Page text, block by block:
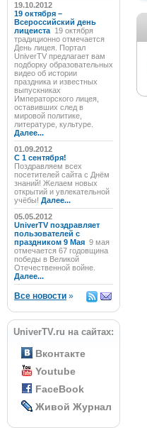
19.10.2012
19 октября –
Всероссийский день
лицеиста 19 октября
традиционно отмечается
День лицея. Портал
UniverTV предлагает вам
подборку образовательных
видео об истории
праздника и известных
выпускниках
Императорского лицея,
оставивших след в
мировой политике,
литературе, культуре.
Далее...
01.09.2012
C 1 сентября!
Поздравляем всех
посетителей сайта с Днём
знаний! Желаем новых
открытий и увлекательной
учёбы! Далее...
05.05.2012
UniverTV поздравляет
пользователей с
праздником 9 Мая 9 мая
отмечается 67 годовщина
победы в Великой
Отечественной войне.
Далее...
Все новости »
UniverTV.ru на сайтах:
Вконтакте
Youtube
FaceBook
Живой Журнал